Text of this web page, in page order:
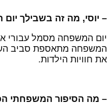
יוסי, מה זה בשבילך יום
המשפחה מסמל עבורי את
מתאספת סביב
חוויות הילדות.
מה הסיפור המשפחתי